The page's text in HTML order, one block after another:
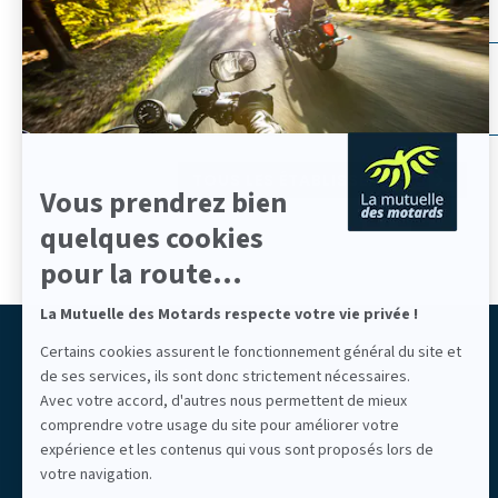
En
savoir
plus
sur
Axeptio
Vous prendrez bien
quelques cookies
pour la route...
La Mutuelle des Motards respecte votre vie privée !
Certains cookies assurent le fonctionnement général du site et
de ses services, ils sont donc strictement nécessaires.
Avec votre accord, d'autres nous permettent de mieux
comprendre votre usage du site pour améliorer votre
expérience et les contenus qui vous sont proposés lors de
votre navigation.
Auvergne-Rhône-Alpes
Centre-Val de Loire
Hauts-de-France
Nouvelle-Aquitaine
Provence-Alpes-Côte d'Azur
Par département
Augny
Bayonne
Brest
Cannes
Chartres
Étampes
Grenoble
La Rochelle
Lille
TOUS LES ÉTABLISSEMENTS
Liberté partagée
LIBERTÉ ASSURÉE
Mutuelle des Motards